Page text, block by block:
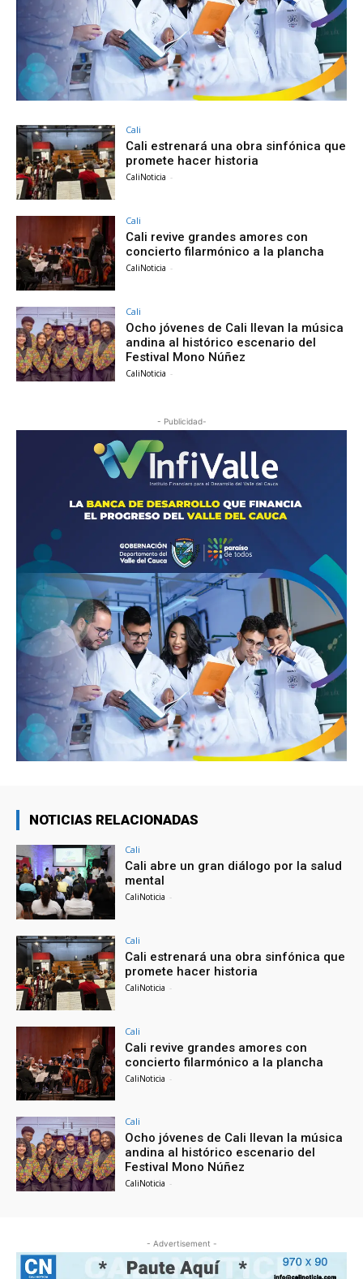
Cali
Cali estrenará una obra sinfónica que
promete hacer historia
CaliNoticia -
Cali
Cali revive grandes amores con
concierto filarmónico a la plancha
CaliNoticia -
Cali
Ocho jóvenes de Cali llevan la música
andina al histórico escenario del
Festival Mono Núñez
CaliNoticia -
- Publicidad-
NOTICIAS RELACIONADAS
Cali
Cali abre un gran diálogo por la salud
mental
CaliNoticia -
Cali
Cali estrenará una obra sinfónica que
promete hacer historia
CaliNoticia -
Cali
Cali revive grandes amores con
concierto filarmónico a la plancha
CaliNoticia -
Cali
Ocho jóvenes de Cali llevan la música
andina al histórico escenario del
Festival Mono Núñez
CaliNoticia -
- Advertisement -